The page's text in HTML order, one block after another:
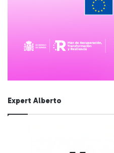
Expert Alberto